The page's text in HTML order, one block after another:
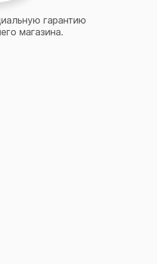
гарантию
магазина.